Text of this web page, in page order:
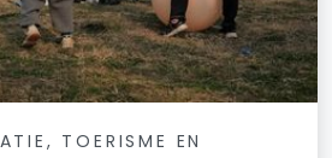
TOERISME EN